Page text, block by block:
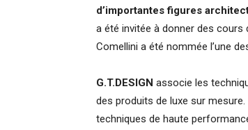
d’importantes figures
a été invitée à donner des cours
Comellini a été nommée l’une
G.T.DESIGN associe les
des produits de luxe sur
techniques de haute